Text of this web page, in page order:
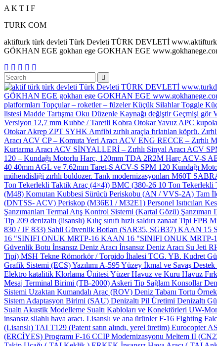
A K T I F
TURK COM
aktifturk türk devleti Türk Devleti TÜRK DEVLETİ
GÖKHAN EGE gokhan ege GOKHAN EGE